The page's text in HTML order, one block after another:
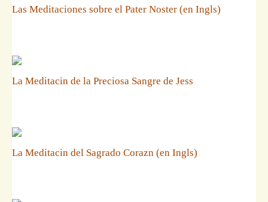
Las Meditaciones sobre el Pater Noster (en Ingls)
La Meditacin de la Preciosa Sangre de Jess
La Meditacin del Sagrado Corazn (en Ingls)